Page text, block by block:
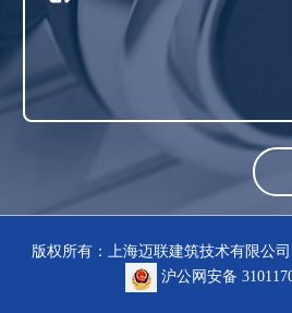
版权所有：上海迈联建筑技术有限公司
沪公网安备